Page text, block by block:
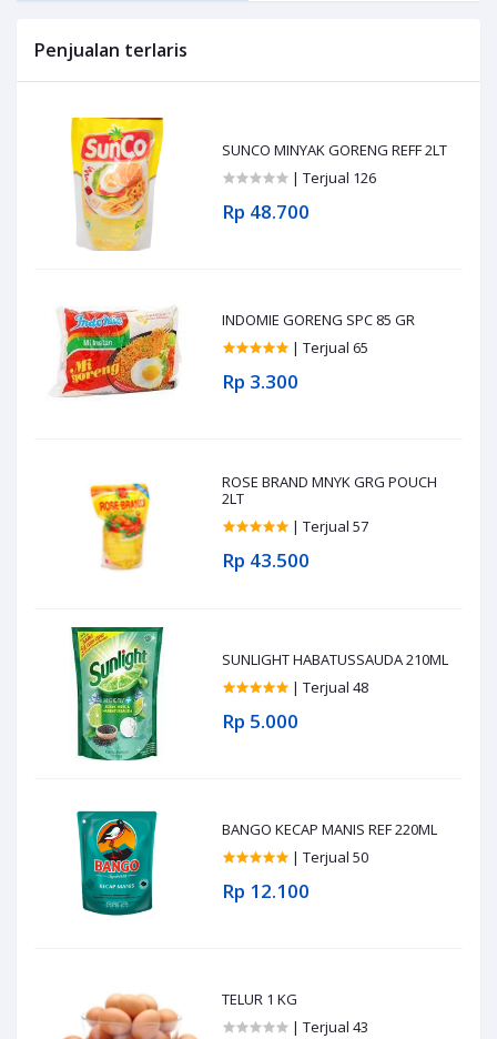
Penjualan terlaris
SUNCO MINYAK GORENG REFF 2LT
| Terjual 126
Rp 48.700
INDOMIE GORENG SPC 85 GR
| Terjual 65
Rp 3.300
ROSE BRAND MNYK GRG POUCH
2LT
| Terjual 57
Rp 43.500
SUNLIGHT HABATUSSAUDA 210ML
| Terjual 48
Rp 5.000
BANGO KECAP MANIS REF 220ML
| Terjual 50
Rp 12.100
TELUR 1 KG
| Terjual 43